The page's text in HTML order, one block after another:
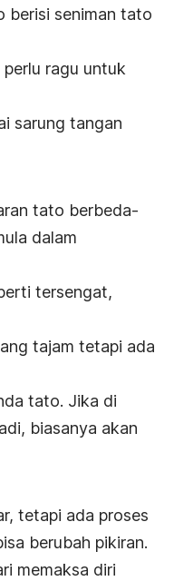
berisi seniman tato
ragu untuk
sarung tangan
tato berbeda-
dalam
tersengat,
tajam tetapi ada
tato. Jika di
biasanya akan
tetapi ada proses
berubah pikiran.
memaksa diri